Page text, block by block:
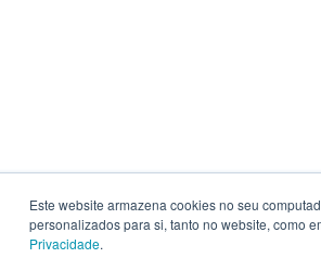
Este website armazena cookies no seu
personalizados para si, tanto no website, como
Privacidade.